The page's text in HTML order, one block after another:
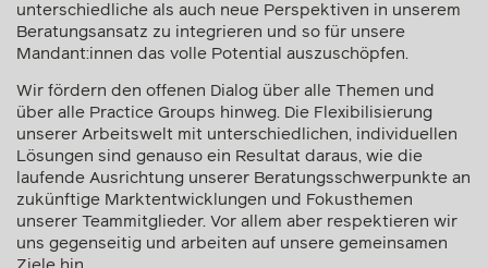
unterschiedliche als auch neue Perspektiven in unserem
Beratungsansatz zu integrieren und so für unsere
Mandant:innen das volle Potential auszuschöpfen.
Wir fördern den offenen Dialog über alle Themen und
über alle Practice Groups hinweg. Die Flexibilisierung
unserer Arbeitswelt mit unterschiedlichen, individuellen
Lösungen sind genauso ein Resultat daraus, wie die
laufende Ausrichtung unserer Beratungsschwerpunkte an
zukünftige Marktentwicklungen und Fokusthemen
unserer Teammitglieder. Vor allem aber respektieren wir
uns gegenseitig und arbeiten auf unsere gemeinsamen